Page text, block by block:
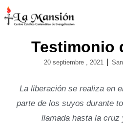
Testimonio
20 septiembre , 2021
La liberación se realiza en
parte de los suyos durante
llamada hasta la cruz